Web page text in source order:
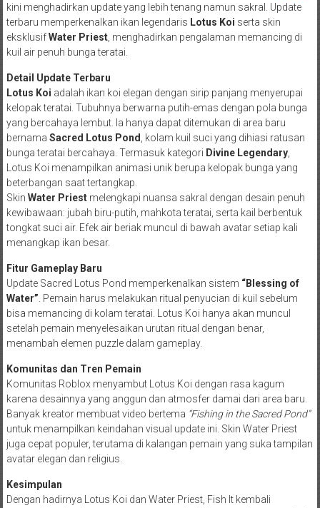
kini menghadirkan update yang lebih tenang namun sakral. Update
terbaru memperkenalkan ikan legendaris Lotus Koi serta skin
eksklusifWater Priest, menghadirkan pengalaman memancing di
kuil air penuh bunga teratai.
Detail Update Terbaru
Lotus Koi adalah ikan koi elegan dengan sirip panjang menyerupai
kelopak teratai. Tubuhnya berwarna putih-emas dengan pola bunga
yang bercahaya lembut. Ia hanya dapat ditemukan di area baru
bernama Sacred Lotus Pond, kolam kuil suci yang dihiasi ratusan
bunga teratai bercahaya. Termasuk kategori Divine Legendary,
Lotus Koi menampilkan animasi unik berupa kelopak bunga yang
beterbangan saat tertangkap.
Skin Water Priestmelengkapi nuansa sakral dengan desain penuh
kewibawaan: jubah biru-putih, mahkota teratai, serta kail berbentuk
tongkat suci air. Efek air beriak muncul di bawah avatar setiap kali
menangkap ikan besar.
Fitur Gameplay Baru
Update Sacred Lotus Pond memperkenalkan sistem “Blessing of
Water”. Pemain harus melakukan ritual penyucian di kuil sebelum
bisa memancing di kolam teratai. Lotus Koi hanya akan muncul
setelah pemain menyelesaikan urutan ritual dengan benar,
menambah elemen puzzle dalam gameplay.
Komunitas dan Tren Pemain
Komunitas Roblox menyambut Lotus Koi dengan rasa kagum
karena desainnya yang anggun dan atmosfer damai dari area baru.
Banyak kreator membuat video bertema “Fishing in the Sacred Pond”
untuk menampilkan keindahan visual update ini. Skin Water Priest
juga cepat populer, terutama di kalangan pemain yang suka tampilan
avatar elegan dan religius.
Kesimpulan
Dengan hadirnya Lotus Koi dan Water Priest, Fish It kembali